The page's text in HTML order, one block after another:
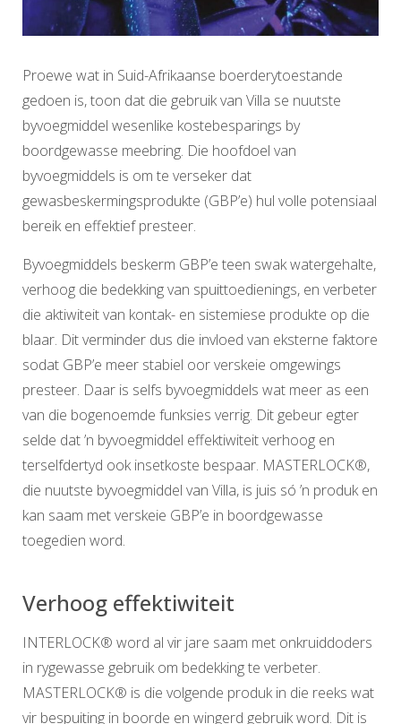
Proewe wat in Suid-Afrikaanse boerderytoestande
gedoen is, toon dat die gebruik van Villa se nuutste
byvoegmiddel wesenlike kostebesparings by
boordgewasse meebring. Die hoofdoel van
byvoegmiddels is om te verseker dat
gewasbeskermingsprodukte (GBP’e) hul volle potensiaal
bereik en effektief presteer.
Byvoegmiddels beskerm GBP’e teen swak watergehalte,
verhoog die bedekking van spuittoedienings, en verbeter
die aktiwiteit van kontak- en sistemiese produkte op die
blaar. Dit verminder dus die invloed van eksterne faktore
sodat GBP’e meer stabiel oor verskeie omgewings
presteer. Daar is selfs byvoegmiddels wat meer as een
van die bogenoemde funksies verrig. Dit gebeur egter
selde dat ’n byvoegmiddel effektiwiteit verhoog en
terselfdertyd ook insetkoste bespaar. MASTERLOCK®,
die nuutste byvoegmiddel van Villa, is juis só ’n produk en
kan saam met verskeie GBP’e in boordgewasse
toegedien word.
Verhoog effektiwiteit
INTERLOCK® word al vir jare saam met onkruiddoders
in rygewasse gebruik om bedekking te verbeter.
MASTERLOCK® is die volgende produk in die reeks wat
vir bespuiting in boorde en wingerd gebruik word. Dit is